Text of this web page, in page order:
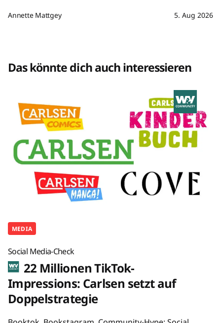
Annette Mattgey 5. Aug 2026
Das könnte dich auch interessieren
MEDIA
Social Media-Check
22 Millionen TikTok-
Impressions: Carlsen setzt auf
Doppelstrategie